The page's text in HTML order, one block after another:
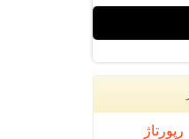
رپورتاژ